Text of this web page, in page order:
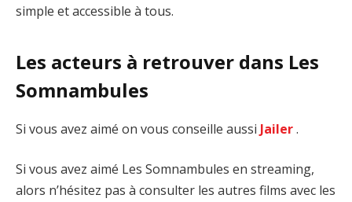
simple et accessible à tous.
Les acteurs à retrouver dans Les
Somnambules
Si vous avez aimé on vous conseille aussi Jailer.
Si vous avez aimé Les Somnambules en streaming,
alors n’hésitez pas à consulter les autres films avec les